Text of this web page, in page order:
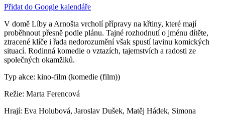
Přidat do Google kalendáře
V domě Líby a Arnošta vrcholí přípravy na křtiny, které mají
proběhnout přesně podle plánu. Tajné rozhodnutí o jménu dítěte,
ztracené klíče i řada nedorozumění však spustí lavinu komických
situací. Rodinná komedie o vztazích, tajemstvích a radosti ze
společných okamžiků.
Typ akce: kino-film (komedie (film))
Režie: Marta Ferencová
Hrají: Eva Holubová, Jaroslav Dušek, Matěj Hádek, Simona